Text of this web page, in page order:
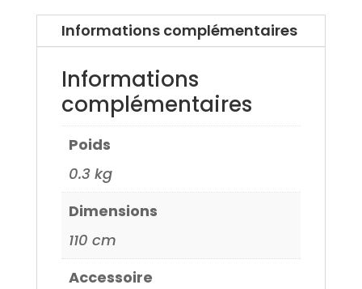
95>,
Fiat
Informations complémentaires
Informations
complémentaires
Poids
0.3 kg
Dimensions
110 cm
Accessoire